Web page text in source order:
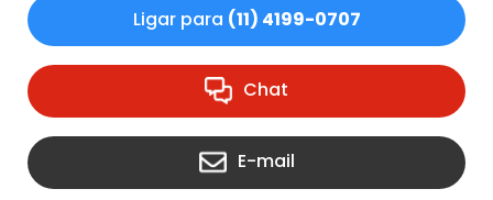
Ligar para (11) 4199-0707
Chat
E-mail